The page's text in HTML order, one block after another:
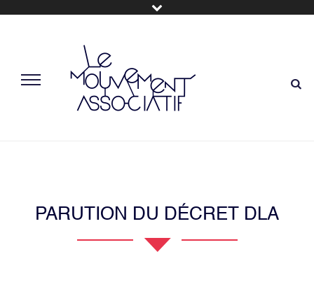
PARUTION DU DÉCRET DLA